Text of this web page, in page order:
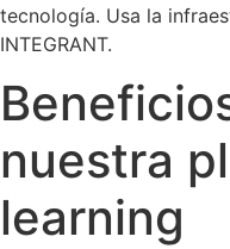
tecnología. Usa la
INTEGRANT.
nuestra
learning